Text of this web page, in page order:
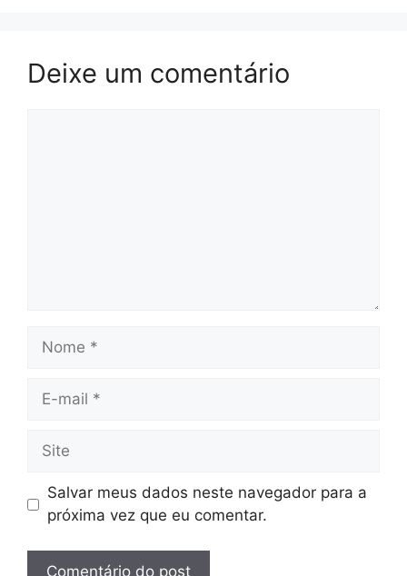
Deixe um comentário
Nome
Site
Salvar meus dados neste navegador para a
próxima vez que eu comentar.